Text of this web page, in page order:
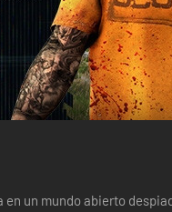
un mundo abierto